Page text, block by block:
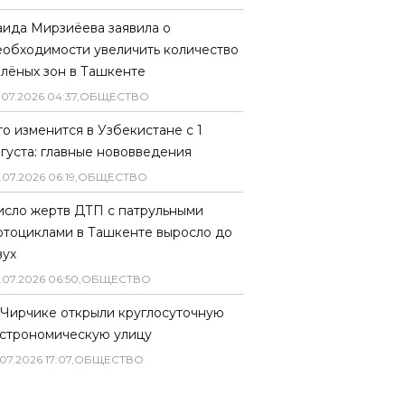
Мирзиёева заявила о
увеличить количество
зон в Ташкенте
07.2026 04:37,ОБЩЕСТВО
изменится в Узбекистане с 1
главные нововведения
.07.2026 06:19,ОБЩЕСТВО
жертв ДТП с патрульными
в Ташкенте выросло до
.07.2026 06:50,ОБЩЕСТВО
открыли круглосуточную
улицу
07.2026 17:07,ОБЩЕСТВО